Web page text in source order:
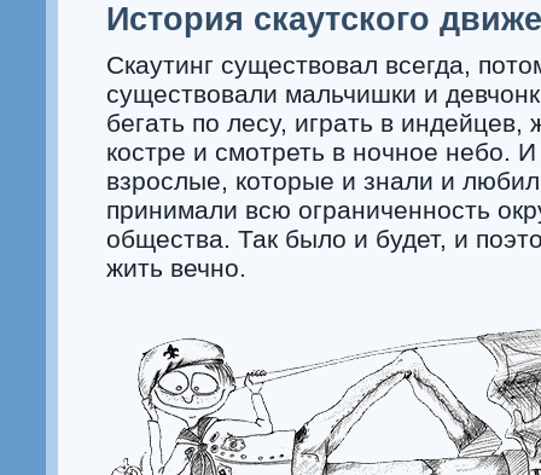
История скаутского
Скаутинг существовал всегда,
существовали мальчишки и
бегать по лесу, играть в индейцев,
костре и смотреть в ночное небо.
взрослые, которые и знали и
принимали всю ограниченность
общества. Так было и будет, и
жить вечно.